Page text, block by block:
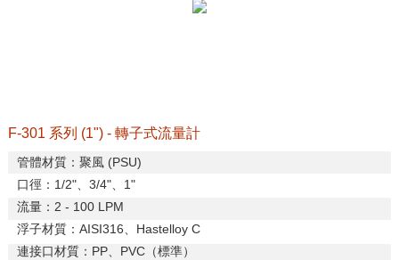
F-301 系列 (1") - 轉子式流量計
管體材質：聚風(PSU)
口徑： 1/2"、 3/4"、 1"
流量： 2 - 100 LPM
浮子材質： AISI316、 Hastelloy C
連接口材質： PP、 PVC（標準）